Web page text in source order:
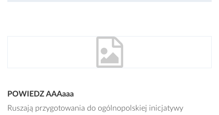
POWIEDZ AAAaaa
Ruszają przygotowania do ogólnopolskiej inicjatywy